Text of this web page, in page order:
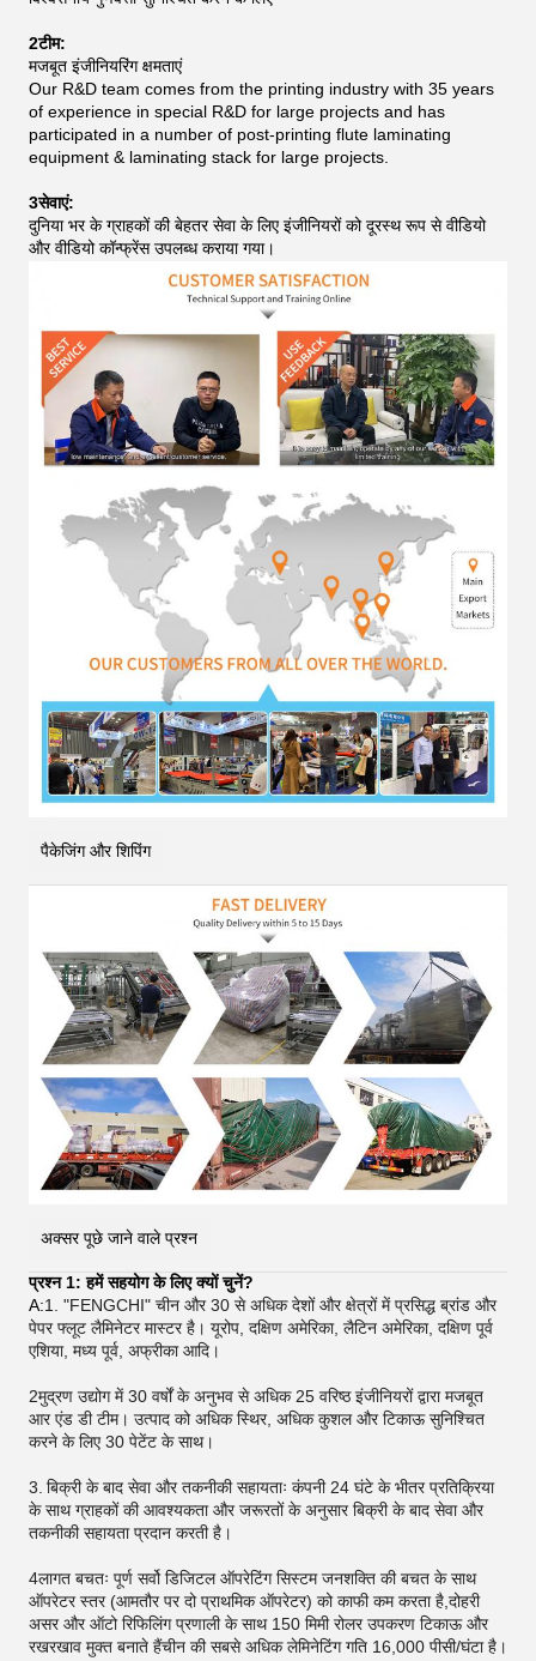
2टीम:
मजबूत इंजीनियरिंग क्षमताएं
Our R&D team comes from the printing industry with 35 years
of experience in special R&D for large projects and has
participated in a number of post-printing flute laminating
equipment & laminating stack for large projects.
3सेवाएं:
दुनिया भर के ग्राहकों की बेहतर सेवा के लिए इंजीनियरों को दूरस्थ रूप से वीडियो
और वीडियो कॉन्फ्रेंस उपलब्ध कराया गया।
पैकेजिंग और शिपिंग
अक्सर पूछे जाने वाले प्रश्न
प्रश्न 1: हमें सहयोग के लिए क्यों चुनें?
A:1. "FENGCHI" चीन और 30 से अधिक देशों और क्षेत्रों में प्रसिद्ध ब्रांड और
पेपर फ्लूट लैमिनेटर मास्टर है। यूरोप, दक्षिण अमेरिका, लैटिन अमेरिका, दक्षिण पूर्व
एशिया, मध्य पूर्व, अफ्रीका आदि।
2मुद्रण उद्योग में 30 वर्षों के अनुभव से अधिक 25 वरिष्ठ इंजीनियरों द्वारा मजबूत
आर एंड डी टीम। उत्पाद को अधिक स्थिर, अधिक कुशल और टिकाऊ सुनिश्चित
करने के लिए 30 पेटेंट के साथ।
3. बिक्री के बाद सेवा और तकनीकी सहायताः कंपनी 24 घंटे के भीतर प्रतिक्रिया
के साथ ग्राहकों की आवश्यकता और जरूरतों के अनुसार बिक्री के बाद सेवा और
तकनीकी सहायता प्रदान करती है।
4लागत बचतः पूर्ण सर्वो डिजिटल ऑपरेटिंग सिस्टम जनशक्ति की बचत के साथ
ऑपरेटर स्तर (आमतौर पर दो प्राथमिक ऑपरेटर) को काफी कम करता है,दोहरी
असर और ऑटो रिफिलिंग प्रणाली के साथ 150 मिमी रोलर उपकरण टिकाऊ और
रखरखाव मुक्त बनाते हैंचीन की सबसे अधिक लेमिनेटिंग गति 16,000 पीसी/घंटा है।